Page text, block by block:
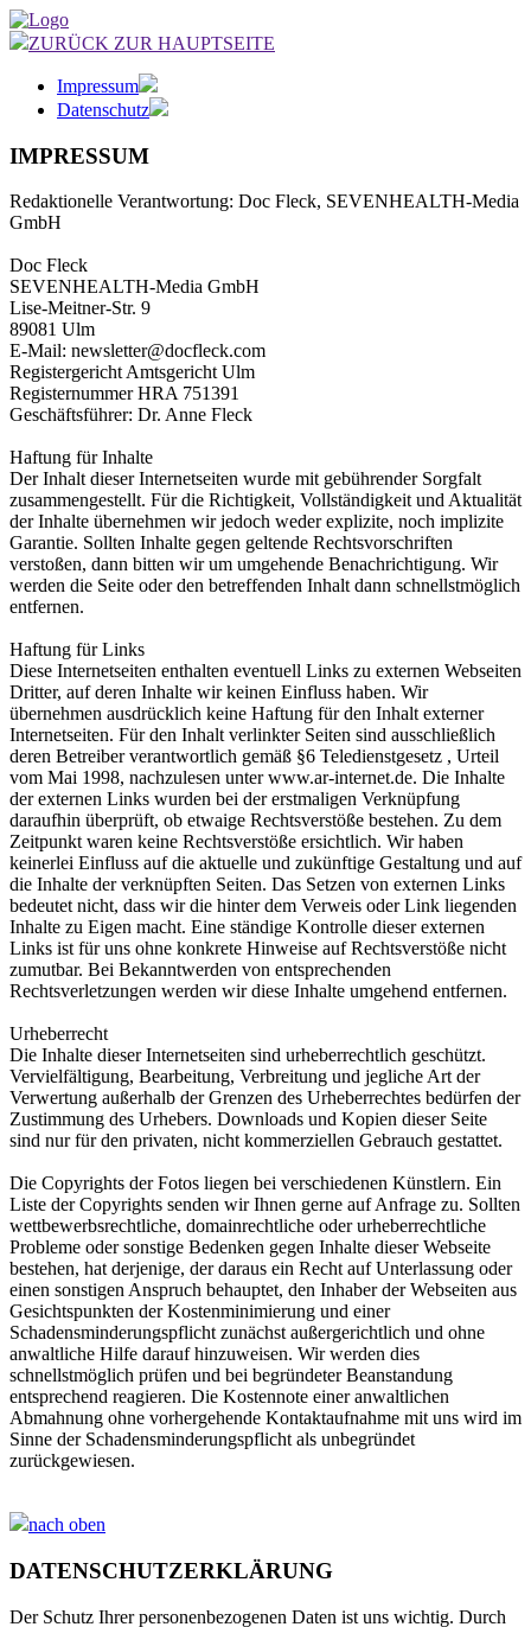
ZURÜCK ZUR HAUPTSEITE
Impressum
Datenschutz
IMPRESSUM
Redaktionelle Verantwortung: Doc Fleck, SEVENHEALTH-Media
GmbH
Doc Fleck
SEVENHEALTH-Media GmbH
Lise-Meitner-Str. 9
89081 Ulm
E-Mail: newsletter@docfleck.com
Registergericht Amtsgericht Ulm
Registernummer HRA 751391
Geschäftsführer: Dr. Anne Fleck
Haftung für Inhalte
Der Inhalt dieser Internetseiten wurde mit gebührender Sorgfalt
zusammengestellt. Für die Richtigkeit, Vollständigkeit und Aktualität
der Inhalte übernehmen wir jedoch weder explizite, noch implizite
Garantie. Sollten Inhalte gegen geltende Rechtsvorschriften
verstoßen, dann bitten wir um umgehende Benachrichtigung. Wir
werden die Seite oder den betreffenden Inhalt dann schnellstmöglich
entfernen.
Haftung für Links
Diese Internetseiten enthalten eventuell Links zu externen Webseiten
Dritter, auf deren Inhalte wir keinen Einfluss haben. Wir
übernehmen ausdrücklich keine Haftung für den Inhalt externer
Internetseiten. Für den Inhalt verlinkter Seiten sind ausschließlich
deren Betreiber verantwortlich gemäß §6 Teledienstgesetz , Urteil
vom Mai 1998, nachzulesen unter www.ar-internet.de. Die Inhalte
der externen Links wurden bei der erstmaligen Verknüpfung
daraufhin überprüft, ob etwaige Rechtsverstöße bestehen. Zu dem
Zeitpunkt waren keine Rechtsverstöße ersichtlich. Wir haben
keinerlei Einfluss auf die aktuelle und zukünftige Gestaltung und auf
die Inhalte der verknüpften Seiten. Das Setzen von externen Links
bedeutet nicht, dass wir die hinter dem Verweis oder Link liegenden
Inhalte zu Eigen macht. Eine ständige Kontrolle dieser externen
Links ist für uns ohne konkrete Hinweise auf Rechtsverstöße nicht
zumutbar. Bei Bekanntwerden von entsprechenden
Rechtsverletzungen werden wir diese Inhalte umgehend entfernen.
Urheberrecht
Die Inhalte dieser Internetseiten sind urheberrechtlich geschützt.
Vervielfältigung, Bearbeitung, Verbreitung und jegliche Art der
Verwertung außerhalb der Grenzen des Urheberrechtes bedürfen der
Zustimmung des Urhebers. Downloads und Kopien dieser Seite
sind nur für den privaten, nicht kommerziellen Gebrauch gestattet.
Die Copyrights der Fotos liegen bei verschiedenen Künstlern. Ein
Liste der Copyrights senden wir Ihnen gerne auf Anfrage zu. Sollten
wettbewerbsrechtliche, domainrechtliche oder urheberrechtliche
Probleme oder sonstige Bedenken gegen Inhalte dieser Webseite
bestehen, hat derjenige, der daraus ein Recht auf Unterlassung oder
einen sonstigen Anspruch behauptet, den Inhaber der Webseiten aus
Gesichtspunkten der Kostenminimierung und einer
Schadensminderungspflicht zunächst außergerichtlich und ohne
anwaltliche Hilfe darauf hinzuweisen. Wir werden dies
schnellstmöglich prüfen und bei begründeter Beanstandung
entsprechend reagieren. Die Kostennote einer anwaltlichen
Abmahnung ohne vorhergehende Kontaktaufnahme mit uns wird im
Sinne der Schadensminderungspflicht als unbegründet
zurückgewiesen.
nach oben
DATENSCHUTZERKLÄRUNG
Der Schutz Ihrer personenbezogenen Daten ist uns wichtig. Durch